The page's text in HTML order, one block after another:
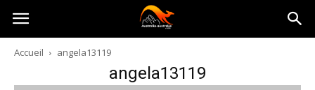
Australia-
australie.com
Accueil angela13119
angela13119